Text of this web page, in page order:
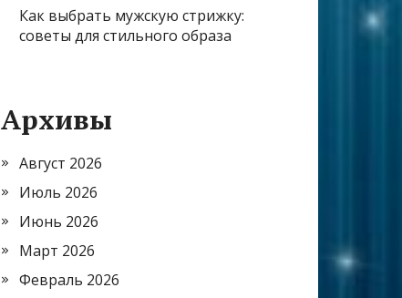
Как выбрать мужскую стрижку:
советы для стильного образа
Архивы
Август 2026
Июль 2026
Июнь 2026
Март 2026
Февраль 2026